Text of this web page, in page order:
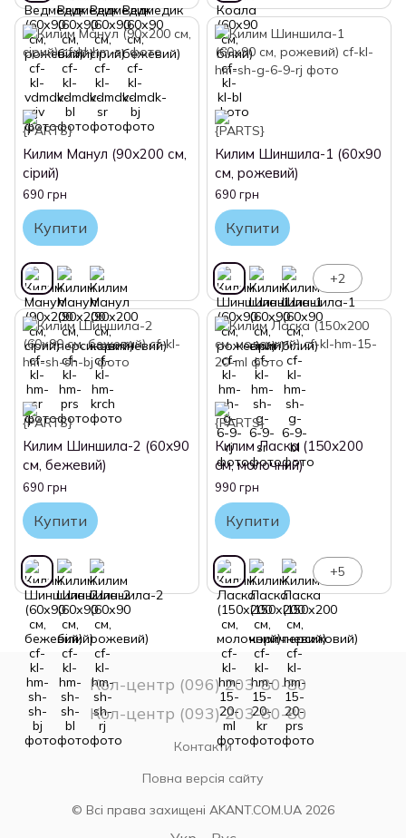
Килим Манул (90х200 см,
сірий)
690 грн
Купити
Килим Шиншила-1 (60х90
см, рожевий)
690 грн
Купити
+2
Килим Шиншила-2 (60х90
см, бежевий)
690 грн
Купити
Килим Ласка (150х200
см, молочний)
990 грн
Купити
+5
Кол-центр (096) 203-80-80
Кол-центр (093) 203-80-80
Контакти
Повна версія сайту
© Всі права захищені AKANT.COM.UA 2026